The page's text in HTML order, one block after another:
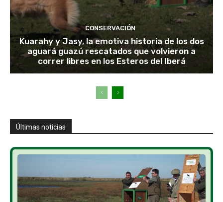
CONSERVACIÓN
Kuarahy y Jasy, la emotiva historia de los dos
aguará guazú rescatados que volvieron a
correr libres en los Esteros del Iberá
Últimas noticias